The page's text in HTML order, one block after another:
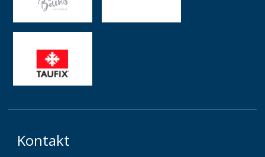
Kontakt